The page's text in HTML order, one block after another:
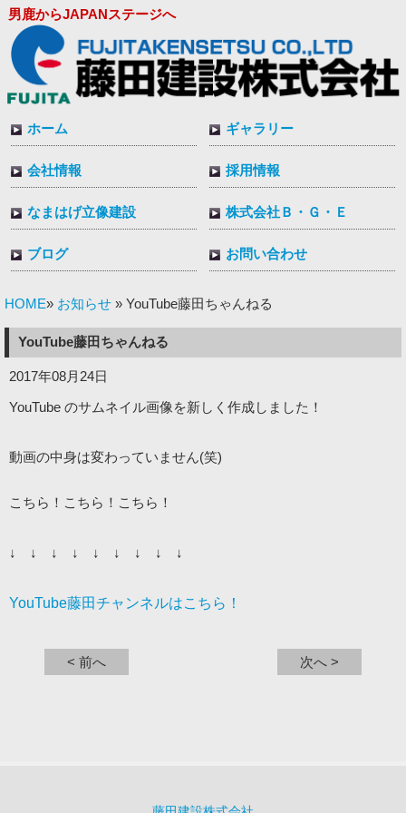
男鹿からJAPANステージへ
ホーム ギャラリー
会社情報 採用情報
なまはげ立像建設 株式会社Ｂ・Ｇ・Ｅ
ブログ お問い合わせ
HOME» お知らせ » YouTube藤田ちゃんねる
YouTube藤田ちゃんねる
2017年08月24日
YouTube のサムネイル画像を新しく作成しました！
動画の中身は変わっていません(笑)
こちら！こちら！こちら！
↓ ↓ ↓ ↓ ↓ ↓ ↓ ↓ ↓
YouTube藤田チャンネルはこちら！
< 前へ 次へ >